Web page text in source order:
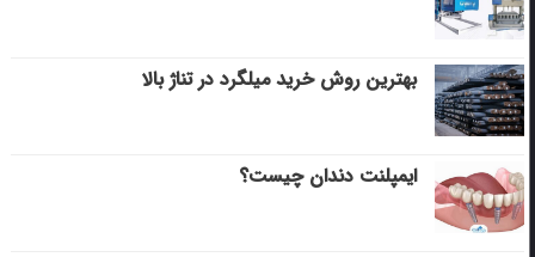
بهترین روش خرید میلگرد در تناژ بالا
ایمپلنت دندان چیست؟